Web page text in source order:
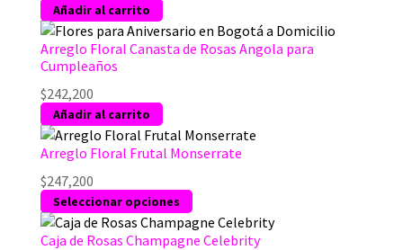
Añadir al carrito
Arreglo Floral Canasta de Rosas Angola para
Cumpleaños
$242,200
Añadir al carrito
Arreglo Floral Frutal Monserrate
$247,200
Seleccionar opciones
Este
producto
tiene
Caja de Rosas Champagne Celebrity